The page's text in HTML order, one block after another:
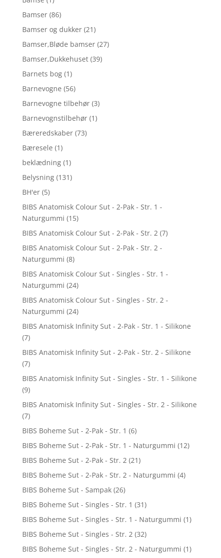
Bamser (86)
Bamser og dukker (21)
Bamser,Bløde bamser (27)
Bamser,Dukkehuset (39)
Barnets bog (1)
Barnevogne (56)
Barnevogne tilbehør (3)
Barnevognstilbehør (1)
Bæreredskaber (73)
Bæresele (1)
beklædning (1)
Belysning (131)
BH'er (5)
BIBS Anatomisk Colour Sut - 2-Pak - Str. 1 -
Naturgummi (15)
BIBS Anatomisk Colour Sut - 2-Pak - Str. 2 (7)
BIBS Anatomisk Colour Sut - 2-Pak - Str. 2 -
Naturgummi (8)
BIBS Anatomisk Colour Sut - Singles - Str. 1 -
Naturgummi (24)
BIBS Anatomisk Colour Sut - Singles - Str. 2 -
Naturgummi (24)
BIBS Anatomisk Infinity Sut - 2-Pak - Str. 1 - Silikone
(7)
BIBS Anatomisk Infinity Sut - 2-Pak - Str. 2 - Silikone
(7)
BIBS Anatomisk Infinity Sut - Singles - Str. 1 - Silikone
(9)
BIBS Anatomisk Infinity Sut - Singles - Str. 2 - Silikone
(7)
BIBS Boheme Sut - 2-Pak - Str. 1 (6)
BIBS Boheme Sut - 2-Pak - Str. 1 - Naturgummi (12)
BIBS Boheme Sut - 2-Pak - Str. 2 (21)
BIBS Boheme Sut - 2-Pak - Str. 2 - Naturgummi (4)
BIBS Boheme Sut - Sampak (26)
BIBS Boheme Sut - Singles - Str. 1 (31)
BIBS Boheme Sut - Singles - Str. 1 - Naturgummi (1)
BIBS Boheme Sut - Singles - Str. 2 (32)
BIBS Boheme Sut - Singles - Str. 2 - Naturgummi (1)